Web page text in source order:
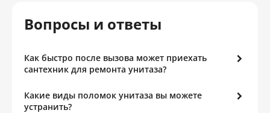
Вопросы и ответы
Как быстро после вызова может приехать
сантехник для ремонта унитаза?
Какие виды поломок унитаза вы можете
устранить?